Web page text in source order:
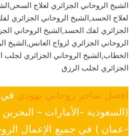
الشيخ الروحاني الجزائري لعلاج
لعلاج الحسد,الشيخ الروحاني الجزائري
الجزائري لفك الحسد,الشيخ الروحاني
الروحاني الجزائري لزواج العانس,الشيخ
الخطاب,الشيخ الروحاني الجزائري لجلب
الجزائري لجلب الرزق
افضل ساحر روحاني يهودي في
(السعودية -الأمارات –
-عمان ) في جميع الإعمال